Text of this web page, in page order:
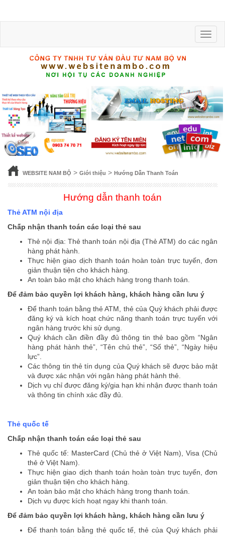
Toggle
WEBSITE NAM BỘ > Giới thiệu > Hướng Dẫn Thanh Toán
Hướng dẫn thanh toán
Thẻ ATM nội địa
Chấp nhận thanh toán các loại thẻ sau
Thẻ nội địa: Thẻ thanh toán nội địa (Thẻ ATM) do các ngân
hàng phát hành.
Thực hiện giao dịch thanh toán hoàn toàn trực tuyến, đơn
giản thuận tiện cho khách hàng.
An toàn bảo mật cho khách hàng trong thanh toán.
Để đảm bảo quyền lợi khách hàng, khách hàng cần lưu ý
Để thanh toán bằng thẻ ATM, thẻ của Quý khách phải được
đăng ký và kích hoạt chức năng thanh toán trực tuyến với
ngân hàng trước khi sử dụng.
Quý khách cần điền đầy đủ thông tin thẻ bao gồm “Ngân
hàng phát hành thẻ”, “Tên chủ thẻ”, “Số thẻ”, “Ngày hiệu
lực”.
Các thông tin thẻ tín dụng của Quý khách sẽ được bảo mật
và được xác nhận với ngân hàng phát hành thẻ.
Dịch vụ chỉ được đăng ký/gia hạn khi nhận được thanh toán
và thông tin chính xác đầy đủ.
Thẻ quốc tế
Chấp nhận thanh toán các loại thẻ sau
Thẻ quốc tế: MasterCard (Chủ thẻ ở Việt Nam), Visa (Chủ
thẻ ở Việt Nam).
Thực hiện giao dịch thanh toán hoàn toàn trực tuyến, đơn
giản thuận tiện cho khách hàng.
An toàn bảo mật cho khách hàng trong thanh toán.
Dịch vụ được kích hoạt ngay khi thanh toán.
Để đảm bảo quyền lợi khách hàng, khách hàng cần lưu ý
Để thanh toán bằng thẻ quốc tế, thẻ của Quý khách phải